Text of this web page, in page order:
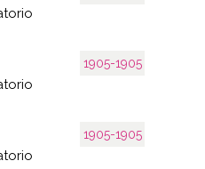
1905-1905
1905-1905